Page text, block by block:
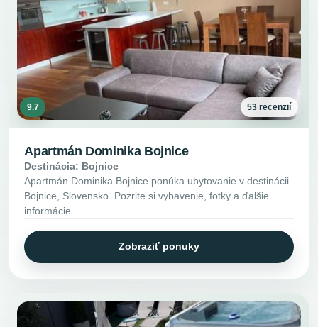
9.7 53 recenzií
Apartmán Dominika Bojnice
Destinácia: Bojnice
Apartmán Dominika Bojnice ponúka ubytovanie v destinácii
Bojnice, Slovensko. Pozrite si vybavenie, fotky a ďalšie
informácie.
Zobraziť ponuky